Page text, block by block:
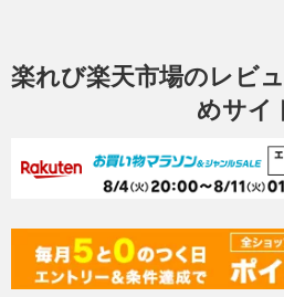
楽れび楽天市場のレビ
めサイ